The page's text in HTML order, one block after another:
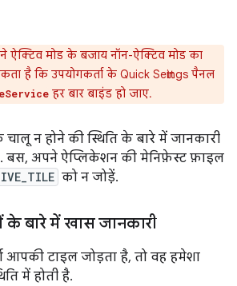
मोड के बजाय नॉन-ऐक्टिव मोड का
है कि उपयोगकर्ता के Quick Settings पैनल
हर बार बाइंड हो जाए.
न होने की स्थिति के बारे में जानकारी
बस, अपने ऐप्लिकेशन की मेनिफ़ेस्ट फ़ाइल
को न जोड़ें.
के बारे में खास जानकारी
आपकी टाइल जोड़ता है, तो वह हमेशा
में होती है.